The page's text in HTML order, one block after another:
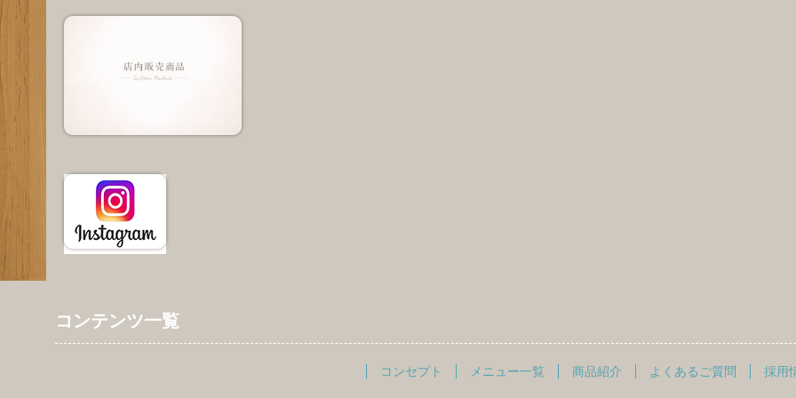
コンテンツ一覧
コンセプト メニュー一覧 商品紹介 よくあるご質問 採用